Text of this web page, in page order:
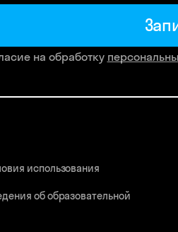
на обработку
использования
об образовательной